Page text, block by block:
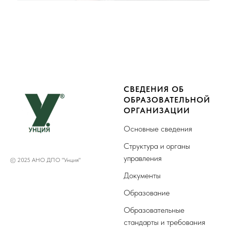
© 2025 АНО ДПО "Унция"
СВЕДЕНИЯ ОБ
ОБРАЗОВАТЕЛЬНОЙ
ОРГАНИЗАЦИИ
Основные сведения
Структура и органы
управления
Документы
Образование
Образовательные
стандарты и требования